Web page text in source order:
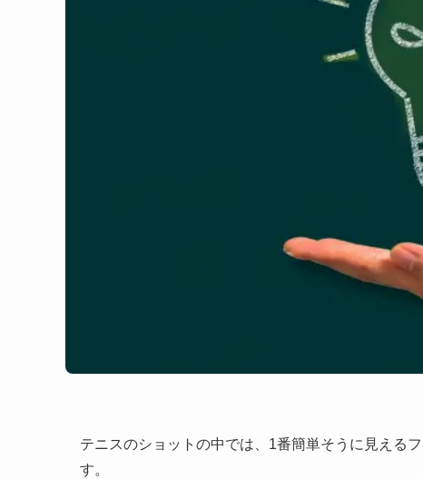
テニスのショットの中では、1番簡単そうに見える
す。